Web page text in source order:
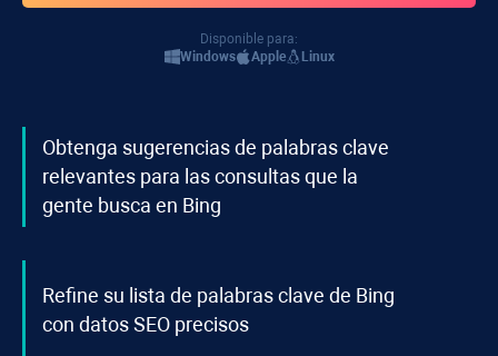
Disponible para:
Windows
Apple Linux
Obtenga sugerencias de palabras clave
relevantes para las consultas que la
gente busca en Bing
Refine su lista de palabras clave de Bing
con datos SEO precisos